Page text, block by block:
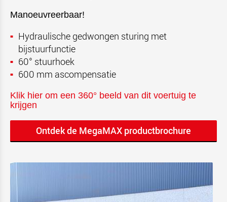
Manoeuvreerbaar!
Hydraulische gedwongen sturing met
bijstuurfunctie
60° stuurhoek
600 mm ascompensatie
Klik hier om een 360° beeld van dit voertuig te
krijgen
Ontdek de MegaMAX productbrochure